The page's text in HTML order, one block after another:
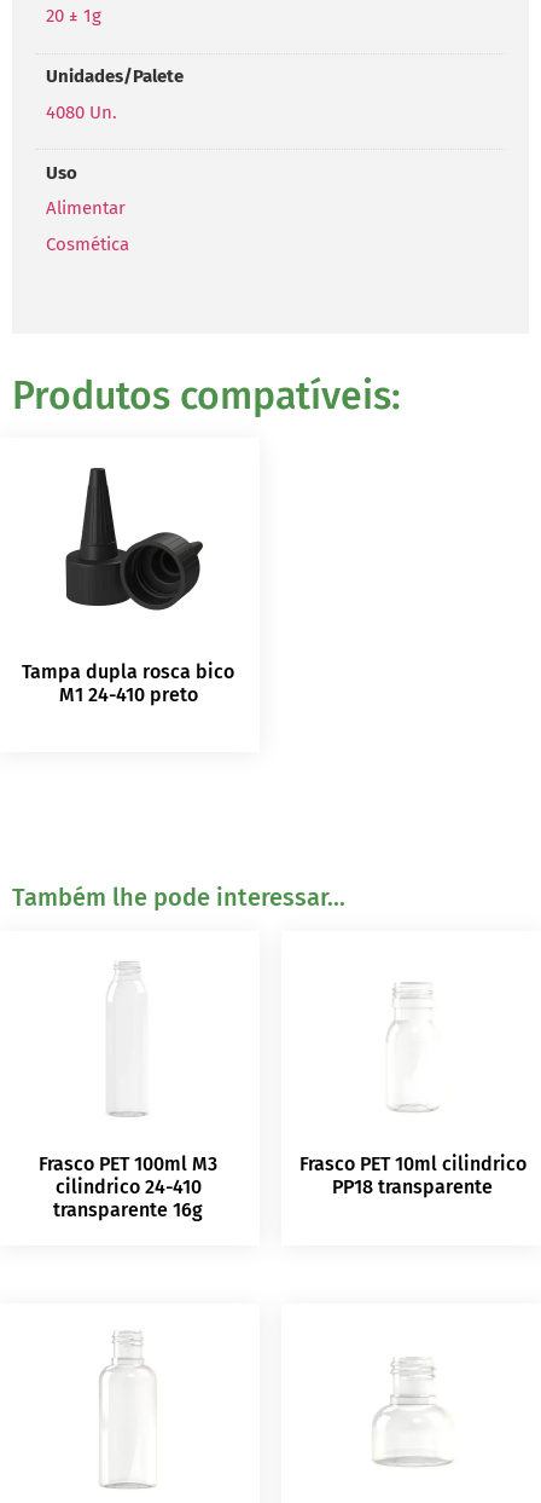
20 ± 1g
Unidades/Palete
4080 Un.
Uso
Alimentar
Cosmética
Produtos compatíveis:
Tampa dupla rosca bico
M1 24-410 preto
Também lhe pode interessar...
Frasco PET 100ml M3
cilindrico 24-410
transparente 16g
Frasco PET 10ml cilindrico
PP18 transparente